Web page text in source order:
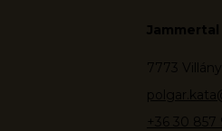
7773
+36 30 857